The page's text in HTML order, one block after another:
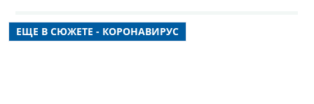
ЕЩЕ В СЮЖЕТЕ - КОРОНАВИРУС